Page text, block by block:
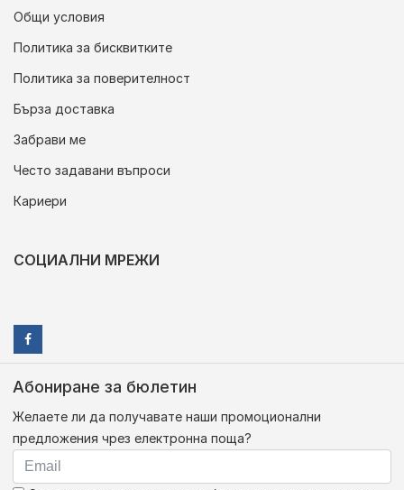
Общи условия
Политика за бисквитките
Политика за поверителност
Бърза доставка
Забрави ме
Често задавани въпроси
Кариери
СОЦИАЛНИ МРЕЖИ
Абониране за бюлетин
Желаете ли да получавате наши промоционални
предложения чрез електронна поща?